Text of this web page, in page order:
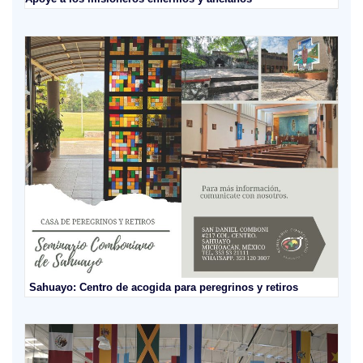
Sahuayo: Centro de acogida para peregrinos y retiros